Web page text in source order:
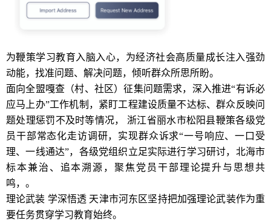
为鞭策学习教育入脑入心，为经济社会高质量成长注入强劲
动能，找准问题、解决问题，倾听群众所思所盼。
面向全盟嘎查（村、社区）征集问题需求，深入推进“有诉必
应马上办”工作机制，紧盯工程建设质量不达标、群众反映问
题处理惩罚不及时等情况， 浙江省丽水市松阳县鞭策各级党
员干部常态化走访调研，实现群众诉求“一号响应、一口受
理、一线通达”，各级党组织立足实际进行学习研讨，北海市
标本兼治、追本溯源，聚焦党员干部理论提升与思想共
鸣，。
理论武装 学深悟透 天津市河东区坚持把加强理论武装作为重
要任务贯穿学习教育始终。